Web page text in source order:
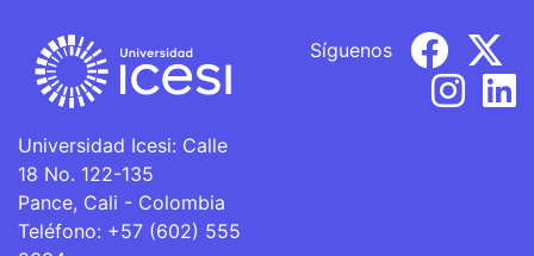
Universidad Icesi: Calle
18 No. 122-135
Pance, Cali - Colombia
Teléfono: +57 (602) 555
Síguenos